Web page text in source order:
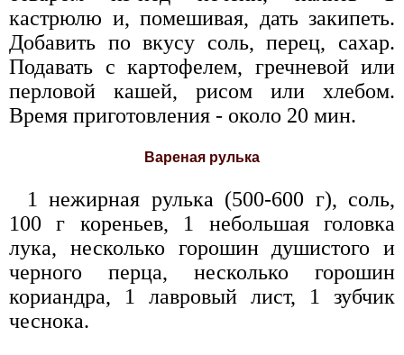
кастрюлю и, помешивая, дать закипеть.
Добавить по вкусу соль, перец, сахар.
Подавать с картофелем, гречневой или
перловой кашей, рисом или хлебом.
Время приготовления - около 20 мин.
Вареная рулька
1 нежирная рулька (500-600 г), соль,
100 г кореньев, 1 небольшая головка
лука, несколько горошин душистого и
черного перца, несколько горошин
кориандра, 1 лавровый лист, 1 зубчик
чеснока.